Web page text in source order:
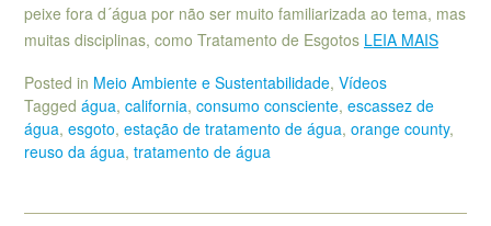
peixe fora d´água por não ser muito familiarizada ao tema, mas
muitas disciplinas, como Tratamento de Esgotos LEIA MAIS
Posted in Meio Ambiente e Sustentabilidade, Vídeos
Tagged água, california, consumo consciente, escassez de
água, esgoto, estação de tratamento de água, orange county,
reuso da água, tratamento de água